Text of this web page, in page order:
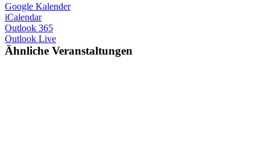
Google Kalender
iCalendar
Outlook 365
Outlook Live
Ähnliche Veranstaltungen